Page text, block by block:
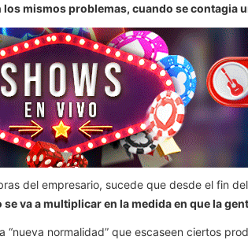
mismos problemas, cuando se contagia
del empresario, sucede que desde el fin
se va a multiplicar en la medida en que la
“nueva normalidad” que escaseen ciertos